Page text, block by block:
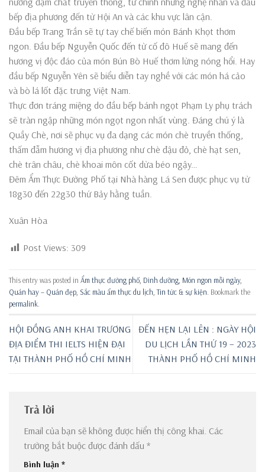
bếp địa phương đến từ Hội An và các khu vực lân cận.
Đầu bếp Trang Trần sẽ tự tay chế biến món Bánh Khọt thơm
ngon. Đầu bếp Nguyễn Quốc đến từ cố đô Huế sẽ mang đến
hương vị độc đáo của món Bún Bò Huế thơm lừng nóng hổi. Hay
đầu bếp Nguyễn Yên sẽ biểu diễn tay nghề với các món há cảo
và bò lá lốt đặc trưng Việt Nam.
Thực đơn tráng miệng do đầu bếp bánh ngọt Phạm Ly phụ trách
sẽ tràn ngập những món ngọt ngon nhất vùng. Đáng chú ý là
Quầy Chè, nơi sẽ phục vụ đa dạng các món chè truyền thống,
thấm đẫm hương vị địa phương như chè đậu đỏ, chè hạt sen,
chè trân châu, chè khoai môn cốt dừa béo ngậy…
Đêm Ẩm Thực Đường Phố tại Nhà hàng Lá Sen được phục vụ từ
18g30 đến 22g30 thứ Bảy hằng tuần.
Xuân Hòa
Post Views: 309
This entry was posted in Ẩm thực đường phố Dinh dưỡng Món ngon mỗi ngày,
Quán hay – Quán đẹp Sắc màu ẩm thực du lịch ,Tin tức & sự kiện . Bookmark the
permalink
HỘI ĐỒNG ANH KHAI TRƯƠNG
ĐỊA ĐIỂM THI IELTS HIỆN ĐẠI
TẠI THÀNH PHỐ HỒ CHÍ MINH
ĐẾN HẸN LẠI LÊN : NGÀY HỘI
DU LỊCH LẦN THỨ 19 – 2023
THÀNH PHỐ HỒ CHÍ MINH
Trả lời
Email của bạn sẽ không được hiển thị công khai. Các
trường bắt buộc được đánh dấu *
Bình luận *